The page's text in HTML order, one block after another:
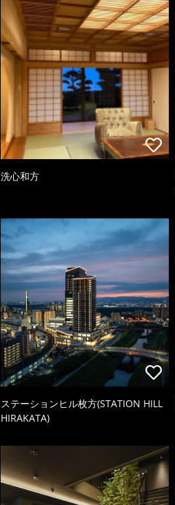
洗心和方
ステーションヒル枚方(STATION HILL
HIRAKATA)